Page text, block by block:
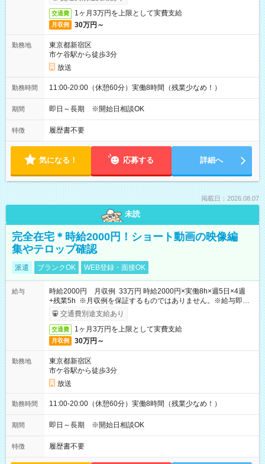
交通費 1ヶ月3万円を上限として実費支給
月収例 30万円～
勤務地
東京都新宿区
市ケ谷駅から徒歩3分
放送
勤務時間 11:00-20:00（休憩60分）実働8時間（残業少なめ！）
期間 即日～長期 ※開始日相談OK
特徴 履歴書不要
気になる！ 応募する 詳細へ
掲載日：2026.08.07
未読
完全在宅＊時給2000円！ショート動画の映像編
集やテロップ確認
派遣 ブランクOK WEB登録・面接OK
給与
時給2000円 月収例 33万円 時給2000円×実働8h×週5日×4週
+残業5h ※月収例を保証するものではありません。※給与即受
取りサービス利用可（利用条件有）
交通費別途支給あり
交通費 1ヶ月3万円を上限として実費支給
月収例 30万円～
勤務地
東京都新宿区
市ケ谷駅から徒歩3分
放送
勤務時間 11:00-20:00（休憩60分）実働8時間（残業少なめ！）
期間 即日～長期 ※開始日相談OK
特徴 履歴書不要